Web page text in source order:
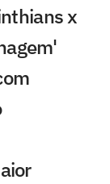
x